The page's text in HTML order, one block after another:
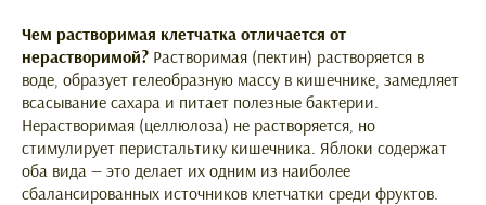
Чем растворимая клетчатка отличается от
нерастворимой? Растворимая (пектин) растворяется в
воде, образует гелеобразную массу в кишечнике, замедляет
всасывание сахара и питает полезные бактерии.
Нерастворимая (целлюлоза) не растворяется, но
стимулирует перистальтику кишечника. Яблоки содержат
оба вида — это делает их одним из наиболее
сбалансированных источников клетчатки среди фруктов.